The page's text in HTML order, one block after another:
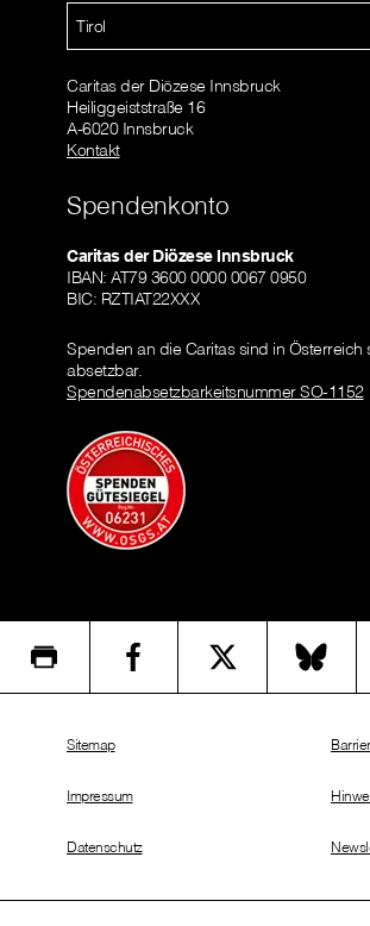
Tirol
Caritas der Diözese Innsbruck
Heiliggeiststraße 16
A-6020 Innsbruck
Kontakt
Spendenkonto
Caritas der Diözese Innsbruck
IBAN: AT79 3600 0000 0067 0950
BIC: RZTIAT22XXX
Spenden an die Caritas sind in Österreich
absetzbar.
Spendenabsetzbarkeitsnummer SO-1152
Sitemap
Impressum
Datenschutz